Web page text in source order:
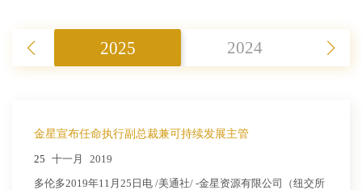
2025 2024
金星宣布任命执行副总裁兼可持续发展主管
25 十一月 2019
多伦多2019年11月25日电 /美通社/ -金星资源有限公司（纽交所